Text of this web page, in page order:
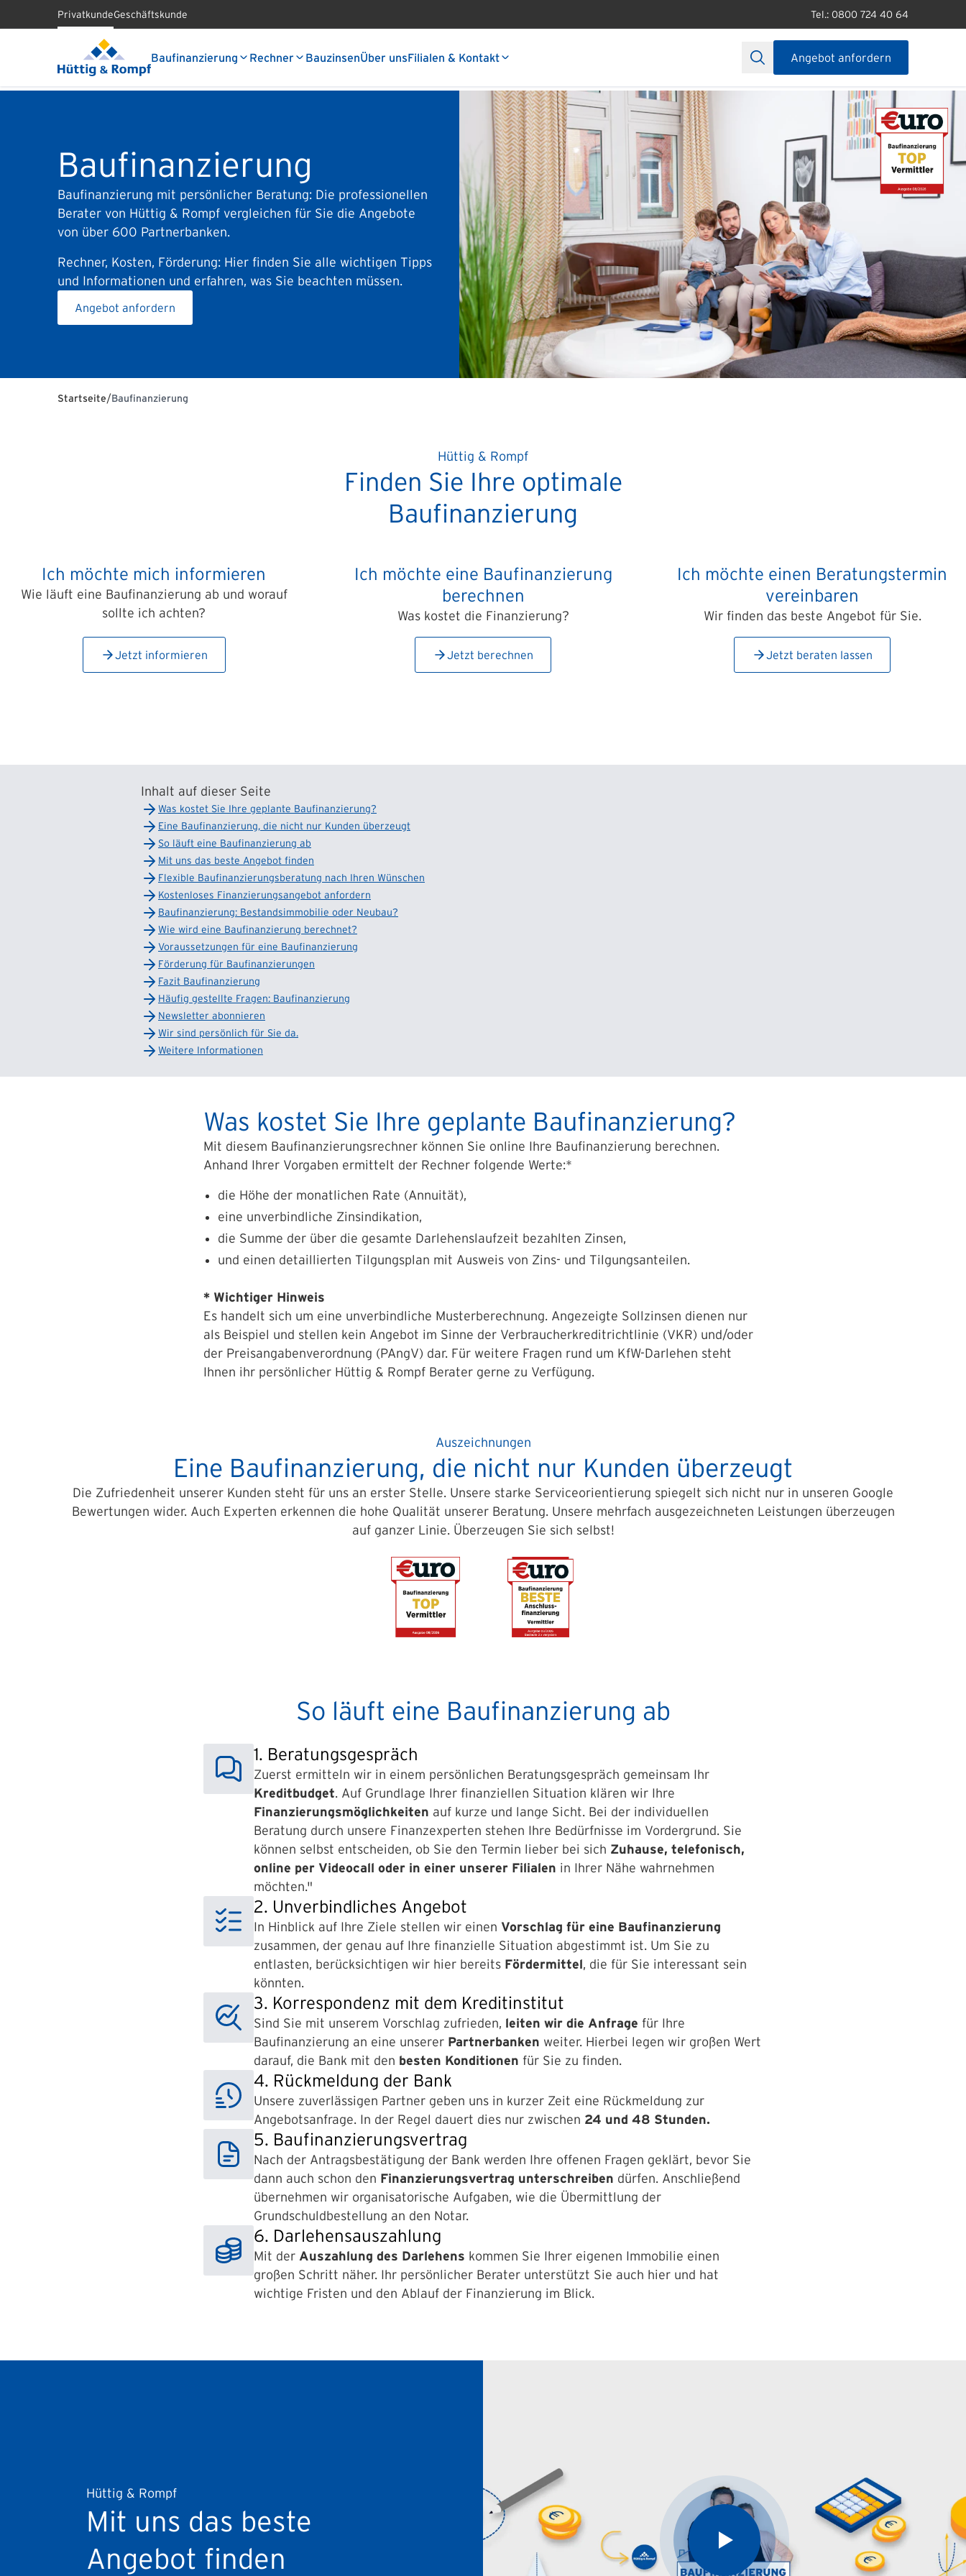
PrivatkundeGeschäftskunde Tel.: 0800 724 40 64
Baufinanzierung Rechner BauzinsenÜber unsFilialen & Kontakt Angebot anfordern
Baufinanzierung
Baufinanzierung mit persönlicher Beratung: Die professionellen
Berater von Hüttig & Rompf vergleichen für Sie die Angebote
von über 600 Partnerbanken.
Rechner, Kosten, Förderung: Hier finden Sie alle wichtigen Tipps
und Informationen und erfahren, was Sie beachten müssen.
Angebot anfordern
Startseite/Baufinanzierung
Hüttig & Rompf
Finden Sie Ihre optimale
Baufinanzierung
Ich möchte mich informieren
Wie läuft eine Baufinanzierung ab und worauf
sollte ich achten?
Jetzt informieren
Ich möchte eine Baufinanzierung
berechnen
Was kostet die Finanzierung?
Jetzt berechnen
Ich möchte einen Beratungstermin
vereinbaren
Wir finden das beste Angebot für Sie.
Jetzt beraten lassen
Inhalt auf dieser Seite
Was kostet Sie Ihre geplante Baufinanzierung?
Eine Baufinanzierung, die nicht nur Kunden überzeugt
So läuft eine Baufinanzierung ab
Mit uns das beste Angebot finden
Flexible Bau­finanzierungs­beratung nach Ihren Wünschen
Kostenloses Finanzierungs­angebot anfordern
Baufinanzierung: Bestandsimmobilie oder Neubau?
Wie wird eine Baufinanzierung berechnet?
Voraussetzungen für eine Baufinanzierung
Förderung für Baufinanzierungen
Fazit Baufinanzierung
Häufig gestellte Fragen: Baufinanzierung
Newsletter abonnieren
Wir sind persönlich für Sie da.
Weitere Informationen
Was kostet Sie Ihre geplante Baufinanzierung?
Mit diesem Baufinanzierungsrechner können Sie online Ihre Baufinanzierung berechnen.
Anhand Ihrer Vorgaben ermittelt der Rechner folgende Werte:*
die Höhe der monatlichen Rate (Annuität),
eine unverbindliche Zinsindikation,
die Summe der über die gesamte Darlehenslaufzeit bezahlten Zinsen,
und einen detaillierten Tilgungsplan mit Ausweis von Zins- und Tilgungsanteilen.
* Wichtiger Hinweis
Es handelt sich um eine unverbindliche Muster­berechnung. Angezeigte Sollzinsen dienen nur
als Beispiel und stellen kein Angebot im Sinne der Verbraucher­kreditrichtlinie (VKR) und/oder
der Preisangaben­verordnung (PAngV) dar. Für weitere Fragen rund um KfW-Darlehen steht
Ihnen ihr persönlicher Hüttig & Rompf Berater gerne zu Verfügung.
Auszeichnungen
Eine Baufinanzierung, die nicht nur Kunden überzeugt
Die Zufriedenheit unserer Kunden steht für uns an erster Stelle. Unsere starke Serviceorientierung spiegelt sich nicht nur in unseren Google
Bewertungen wider. Auch Experten erkennen die hohe Qualität unserer Beratung. Unsere mehrfach ausgezeichneten Leistungen überzeugen
auf ganzer Linie. Überzeugen Sie sich selbst!
So läuft eine Baufinanzierung ab
1. Beratungsgespräch
Zuerst ermitteln wir in einem persönlichen Beratungsgespräch gemeinsam Ihr
Kreditbudget. Auf Grundlage Ihrer finanziellen Situation klären wir Ihre
Finanzierungsmöglichkeiten auf kurze und lange Sicht. Bei der individuellen
Beratung durch unsere Finanzexperten stehen Ihre Bedürfnisse im Vordergrund. Sie
können selbst entscheiden, ob Sie den Termin lieber bei sich Zuhause, telefonisch,
online per Videocall oder in einer unserer Filialen in Ihrer Nähe wahrnehmen
möchten."
2. Unverbindliches Angebot
In Hinblick auf Ihre Ziele stellen wir einen Vorschlag für eine Baufinanzierung
zusammen, der genau auf Ihre finanzielle Situation abgestimmt ist. Um Sie zu
entlasten, berücksichtigen wir hier bereits Fördermittel, die für Sie interessant sein
könnten.
3. Korrespondenz mit dem Kreditinstitut
Sind Sie mit unserem Vorschlag zufrieden, leiten wir die Anfrage für Ihre
Baufinanzierung an eine unserer Partnerbanken weiter. Hierbei legen wir großen Wert
darauf, die Bank mit den besten Konditionen für Sie zu finden.
4. Rückmeldung der Bank
Unsere zuverlässigen Partner geben uns in kurzer Zeit eine Rückmeldung zur
Angebotsanfrage. In der Regel dauert dies nur zwischen 24 und 48 Stunden.
5. Baufinanzierungsvertrag
Nach der Antragsbestätigung der Bank werden Ihre offenen Fragen geklärt, bevor Sie
dann auch schon den Finanzierungsvertrag unterschreiben dürfen. Anschließend
übernehmen wir organisatorische Aufgaben, wie die Übermittlung der
Grundschuldbestellung an den Notar.
6. Darlehensauszahlung
Mit der Auszahlung des Darlehens kommen Sie Ihrer eigenen Immobilie einen
großen Schritt näher. Ihr persönlicher Berater unterstützt Sie auch hier und hat
wichtige Fristen und den Ablauf der Finanzierung im Blick.
Hüttig & Rompf
Mit uns das beste
Angebot finden